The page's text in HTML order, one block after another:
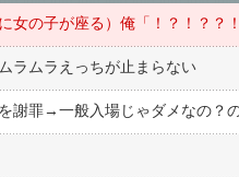
ラムラえっちが止まらない
謝罪→一般入場じゃダメなの？